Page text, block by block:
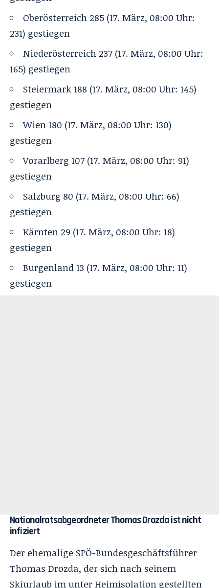
Oberösterreich 285 (17. März, 08:00 Uhr:
231) gestiegen
Niederösterreich 237 (17. März, 08:00 Uhr:
165) gestiegen
Steiermark 188 (17. März, 08:00 Uhr: 145)
gestiegen
Wien 180 (17. März, 08:00 Uhr: 130)
gestiegen
Vorarlberg 107 (17. März, 08:00 Uhr: 91)
gestiegen
Salzburg 80 (17. März, 08:00 Uhr: 66)
gestiegen
Kärnten 29 (17. März, 08:00 Uhr: 18)
gestiegen
Burgenland 13 (17. März, 08:00 Uhr: 11)
gestiegen
Nationalratsabgeordneter Thomas Drozda ist nicht
infiziert
Der ehemalige SPÖ-Bundesgeschäftsführer
Thomas Drozda, der sich nach seinem
Skiurlaub im unter Heimisolation gestellten